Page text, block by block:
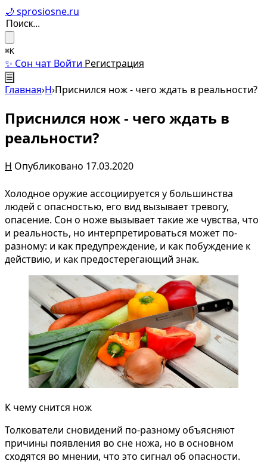
🌙 sprosiosne.ru
⌘K
✨ Сон чат Войти Регистрация
☰
Главная›Н›Приснился нож - чего ждать в реальности?
Приснился нож - чего ждать в
реальности?
Н Опубликовано 17.03.2020
Холодное оружие ассоциируется у большинства
людей с опасностью, его вид вызывает тревогу,
опасение. Сон о ноже вызывает такие же чувства, что
и реальность, но интерпретироваться может по-
разному: и как предупреждение, и как побуждение к
действию, и как предостерегающий знак.
К чему снится нож
Толкователи сновидений по-разному объясняют
причины появления во сне ножа, но в основном
сходятся во мнении, что это сигнал об опасности.